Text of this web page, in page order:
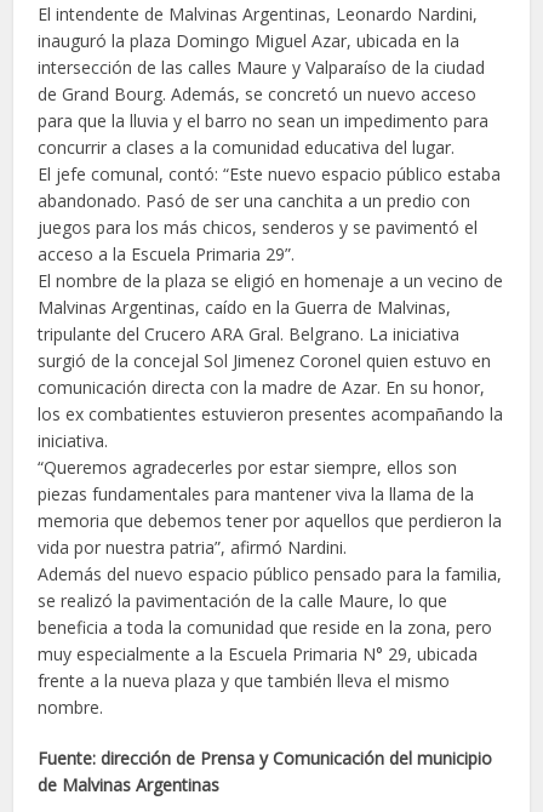
El intendente de Malvinas Argentinas, Leonardo Nardini,
inauguró la plaza Domingo Miguel Azar, ubicada en la
intersección de las calles Maure y Valparaíso de la ciudad
de Grand Bourg. Además, se concretó un nuevo acceso
para que la lluvia y el barro no sean un impedimento para
concurrir a clases a la comunidad educativa del lugar.
El jefe comunal, contó: “Este nuevo espacio público estaba
abandonado. Pasó de ser una canchita a un predio con
juegos para los más chicos, senderos y se pavimentó el
acceso a la Escuela Primaria 29”.
El nombre de la plaza se eligió en homenaje a un vecino de
Malvinas Argentinas, caído en la Guerra de Malvinas,
tripulante del Crucero ARA Gral. Belgrano. La iniciativa
surgió de la concejal Sol Jimenez Coronel quien estuvo en
comunicación directa con la madre de Azar. En su honor,
los ex combatientes estuvieron presentes acompañando la
iniciativa.
“Queremos agradecerles por estar siempre, ellos son
piezas fundamentales para mantener viva la llama de la
memoria que debemos tener por aquellos que perdieron la
vida por nuestra patria”, afirmó Nardini.
Además del nuevo espacio público pensado para la familia,
se realizó la pavimentación de la calle Maure, lo que
beneficia a toda la comunidad que reside en la zona, pero
muy especialmente a la Escuela Primaria N° 29, ubicada
frente a la nueva plaza y que también lleva el mismo
nombre.
Fuente: dirección de Prensa y Comunicación del municipio
de Malvinas Argentinas